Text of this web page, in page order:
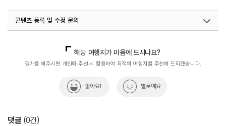
콘텐츠 등록 및 수정 문의
해당 여행지가 마음에 드시나요?
평가를 해주시면 개인화 추천 시 활용하여 최적의 여행지를 추천해 드리겠습니다.
좋아요! 별로예요
댓글 (0건)